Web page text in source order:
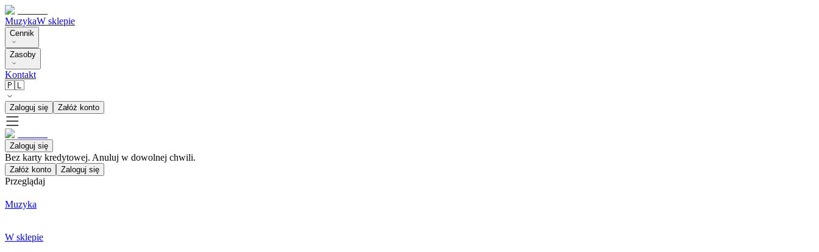
MuzykaW sklepie
Cennik
Zasoby
Kontakt
🇵🇱
Zaloguj się Załóż konto
Zaloguj się
Bez karty kredytowej. Anuluj w dowolnej chwili.
Załóż konto Zaloguj się
Przeglądaj
Muzyka
W sklepie